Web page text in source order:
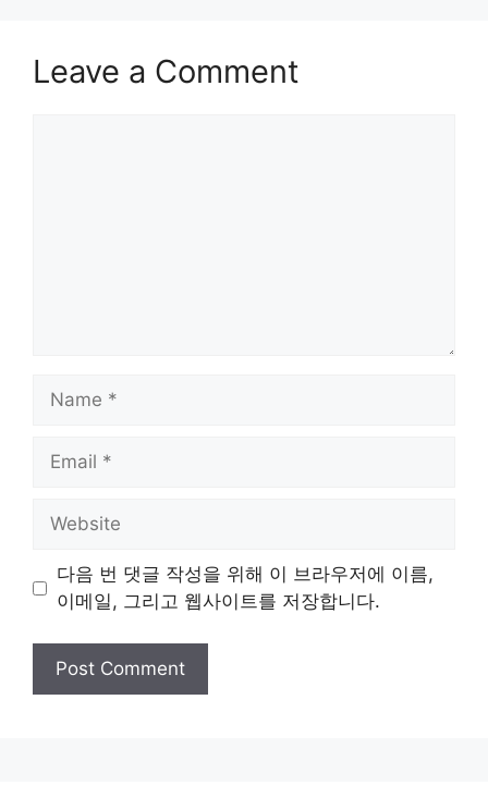
Leave a Comment
Name
Email
Website
다음 번 댓글 작성을 위해 이 브라우저에 이름,
이메일, 그리고 웹사이트를 저장합니다.